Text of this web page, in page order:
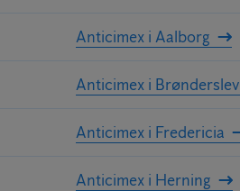
Anticimex i Aalborg
Anticimex i Brønderslev
Anticimex i Fredericia
Anticimex i Herning